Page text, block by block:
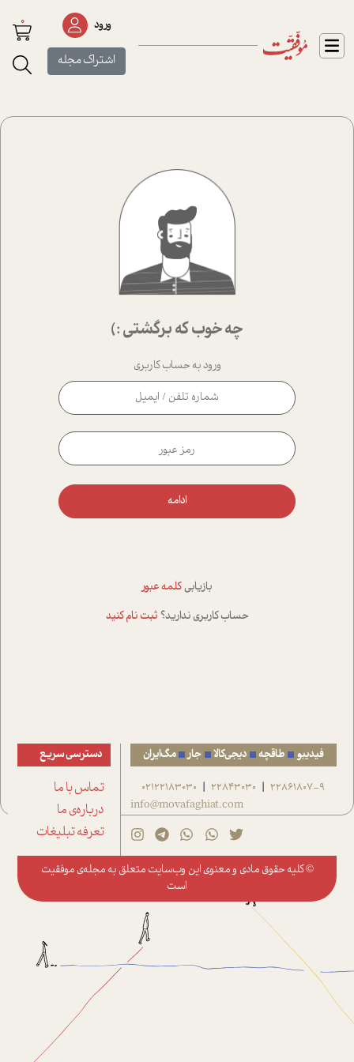
ورود
اشتراک مجله
0
چه خوب که برگشتی :)
ورود به حساب کاربری
ادامه
بازیابی کلمه عبور
حساب کاربری ندارید؟ ثبت نام کنید
فیدیبو طاقچه دیجی‌کالا جار مگ‌ایران
22861807-9
|
22843030
|
02122183030
info@movafaghiat.com
دسترسی سریع
تماس با ما
درباره‌ی ما
تعرفه تبلیغات
© کلیه حقوق مادی و معنوی این وب‌سایت متعلق به مجله‌ی موفقیت
است